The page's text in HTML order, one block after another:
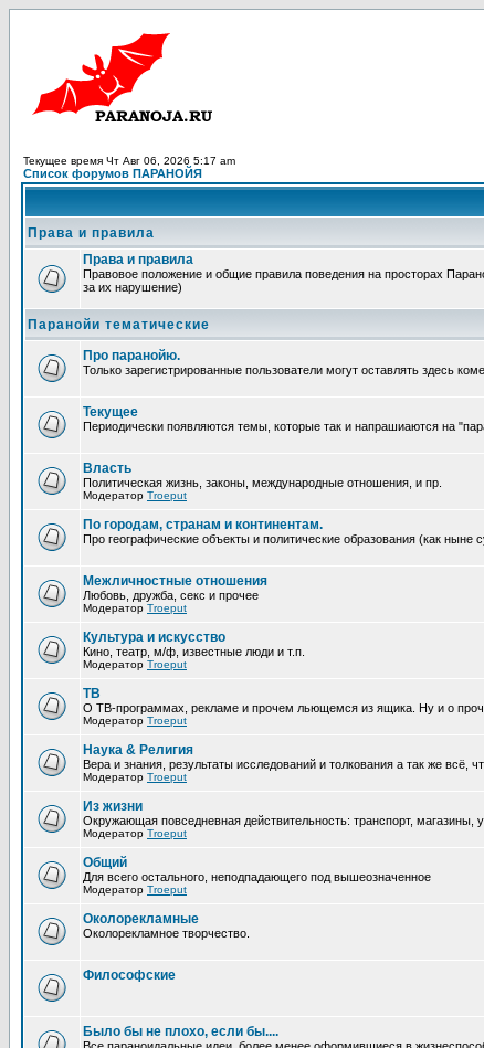
Текущее время Чт Авг 06, 2026 5:17 am
Список форумов ПАРАНОЙЯ
Права и правила
Права и правила
Правовое положение и общие правила поведения на просторах
за их нарушение)
Паранойи тематические
Про паранойю.
Только зарегистрированные пользователи могут оставлять здесь
Текущее
Периодически появляются темы, которые так и напрашиаются на
Власть
Политическая жизнь, законы, международные отношения, и пр.
Модератор Troeput
По городам, странам и континентам.
Про географические объекты и политические образования (как
Межличностные отношения
Любовь, дружба, секс и прочее
Модератор Troeput
Культура и искусство
Кино, театр, м/ф, известные люди и т.п.
Модератор Troeput
ТВ
О ТВ-программах, рекламе и прочем льющемся из ящика. Ну и о
Модератор Troeput
Наука & Религия
Вера и знания, результаты исследований и толкования а так же всё,
Модератор Troeput
Из жизни
Окружающая повседневная действительность: транспорт, магазины,
Модератор Troeput
Общий
Для всего остального, неподпадающего под вышеозначенное
Модератор Troeput
Околорекламные
Околорекламное творчество.
Философские
Было бы не плохо, если бы....